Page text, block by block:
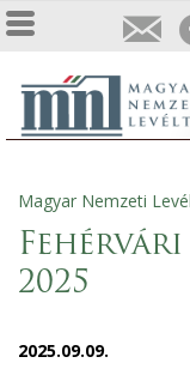
Jelenlegi
hely
Magyar Nemzeti
2025
2025.09.09.